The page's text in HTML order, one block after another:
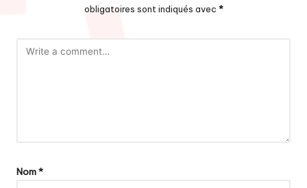
obligatoires sont indiqués avec *
Nom*